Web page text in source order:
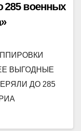
285 военных
ВЫГОДНЫЕ
ДО 285